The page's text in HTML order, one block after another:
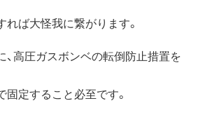
ば大怪我に繋がります。
高圧ガスボンベの転倒防止措置を
定すること必至です。